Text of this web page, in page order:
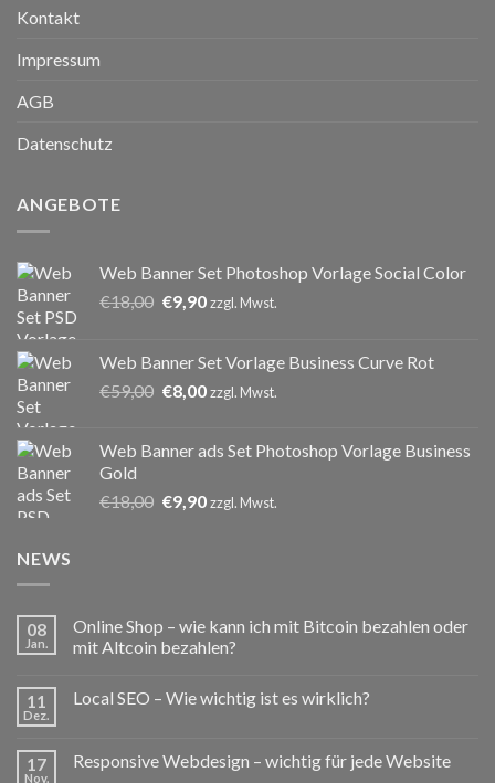
Kontakt
Impressum
AGB
Datenschutz
ANGEBOTE
Web Banner Set Photoshop Vorlage Social Color
€18,00 Ursprünglicher
€18,00
€9,90Aktueller
€9,90.
zzgl. Mwst.
Web Banner Set Vorlage Business Curve Rot
€59,00 Ursprünglicher
€59,00
€8,00Aktueller
€8,00.
zzgl. Mwst.
Web Banner ads Set Photoshop Vorlage Business
Gold
€18,00 Ursprünglicher
€9,90Aktueller
zzgl. Mwst.
NEWS
08
Jan.
Online Shop – wie kann ich mit Bitcoin bezahlen oder
mit Altcoin bezahlen?
11
Dez.
Local SEO – Wie wichtig ist es wirklich?
17
Nov.
Responsive Webdesign – wichtig für jede Website